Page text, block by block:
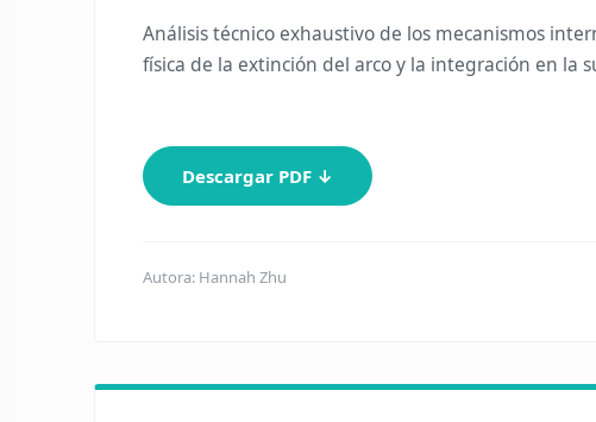
Análisis técnico exhaustivo de los mecanismos
física de la extinción del arco y la integración en la
Descargar PDF ↓
Autora: Hannah Zhu